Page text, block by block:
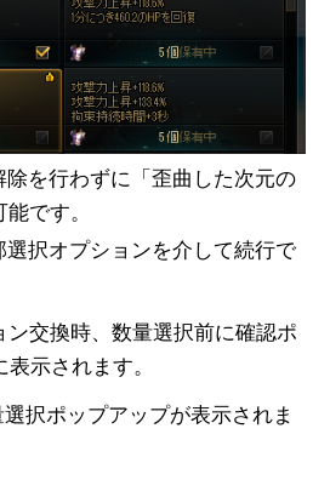
除を行わずに「歪曲した次元の
です。
選択オプションを介して続行で
ン交換時、数量選択前に確認ポ
示されます。
択ポップアップが表示されま